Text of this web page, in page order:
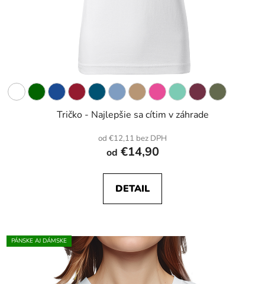
Tričko - Najlepšie sa cítim v záhrade
od €12,11 bez DPH
od €14,90
DETAIL
PÁNSKE AJ DÁMSKE